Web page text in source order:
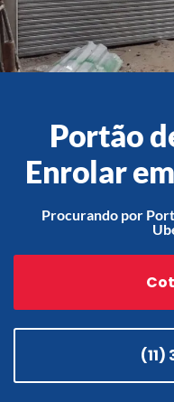
Portão
Enrolar
Procurando por
(11)